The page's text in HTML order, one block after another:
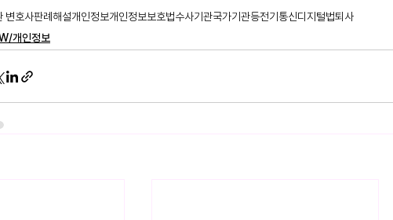
변호사판례해설개인정보개인정보보호법수사기관국가기관등전기통신디지털법퇴사
개인정보